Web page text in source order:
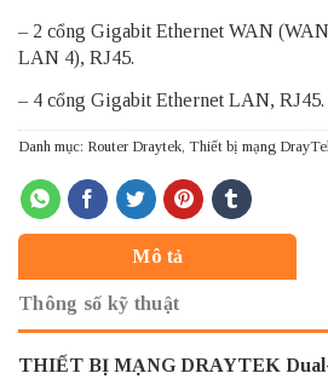
– 2 cổng Gigabit Ethernet WAN
LAN 4), RJ45.
– 4 cổng Gigabit Ethernet LAN, RJ45.
Danh mục: Router Draytek, Thiết bị mạng
Mô tả
Thông số kỹ thuật
THIẾT BỊ MẠNG DRAYTEK